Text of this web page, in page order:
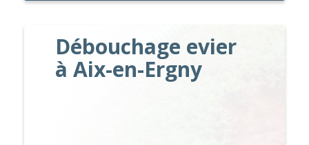
Débouchage evier
à Aix-en-Ergny